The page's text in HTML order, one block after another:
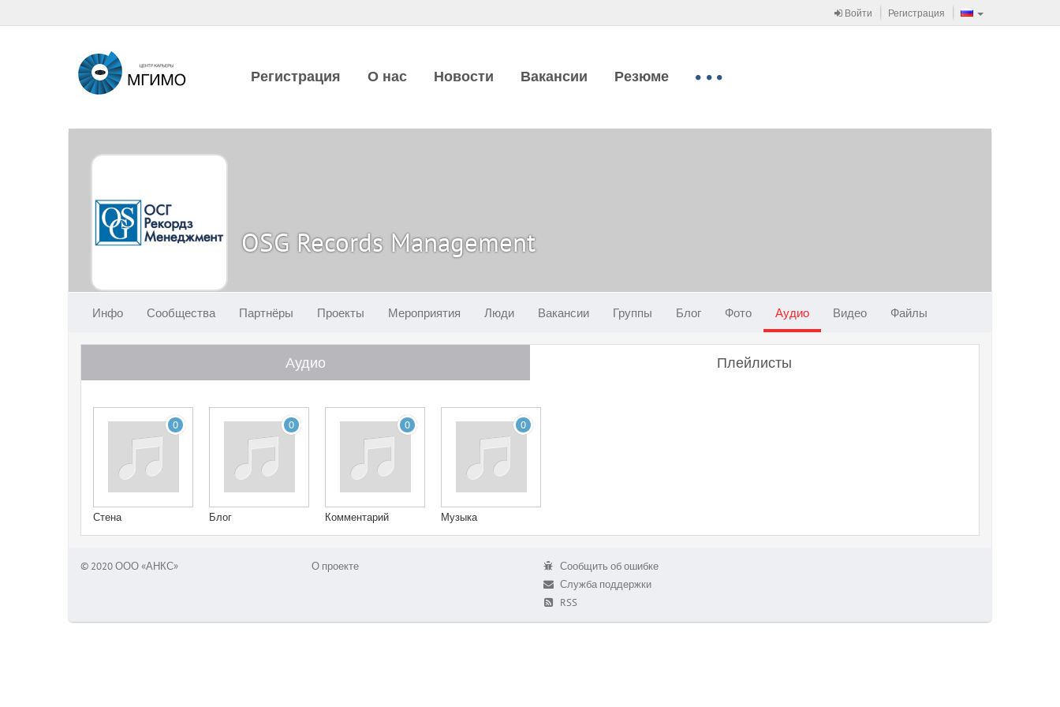
Войти Регистрация
Регистрация О нас Новости Вакансии Резюме
OSG Records Management
Инфо Сообщества Партнёры Проекты Мероприятия Люди Вакансии Группы Блог Фото Аудио Видео Файлы
Аудио Плейлисты
0
Стена
0
Блог
0
Комментарий
0
Музыка
© 2020 ООО «АНКС» О проекте
Сообщить об ошибке
Служба поддержки
RSS